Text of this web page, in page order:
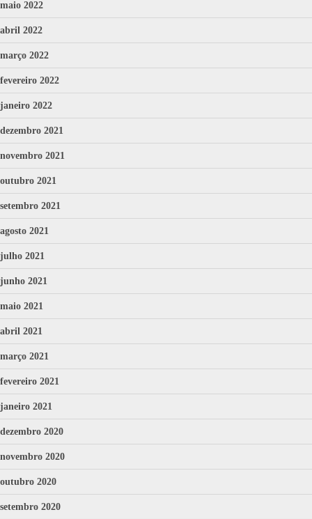
maio 2022
abril 2022
março 2022
fevereiro 2022
janeiro 2022
dezembro 2021
novembro 2021
outubro 2021
setembro 2021
agosto 2021
julho 2021
junho 2021
maio 2021
abril 2021
março 2021
fevereiro 2021
janeiro 2021
dezembro 2020
novembro 2020
outubro 2020
setembro 2020